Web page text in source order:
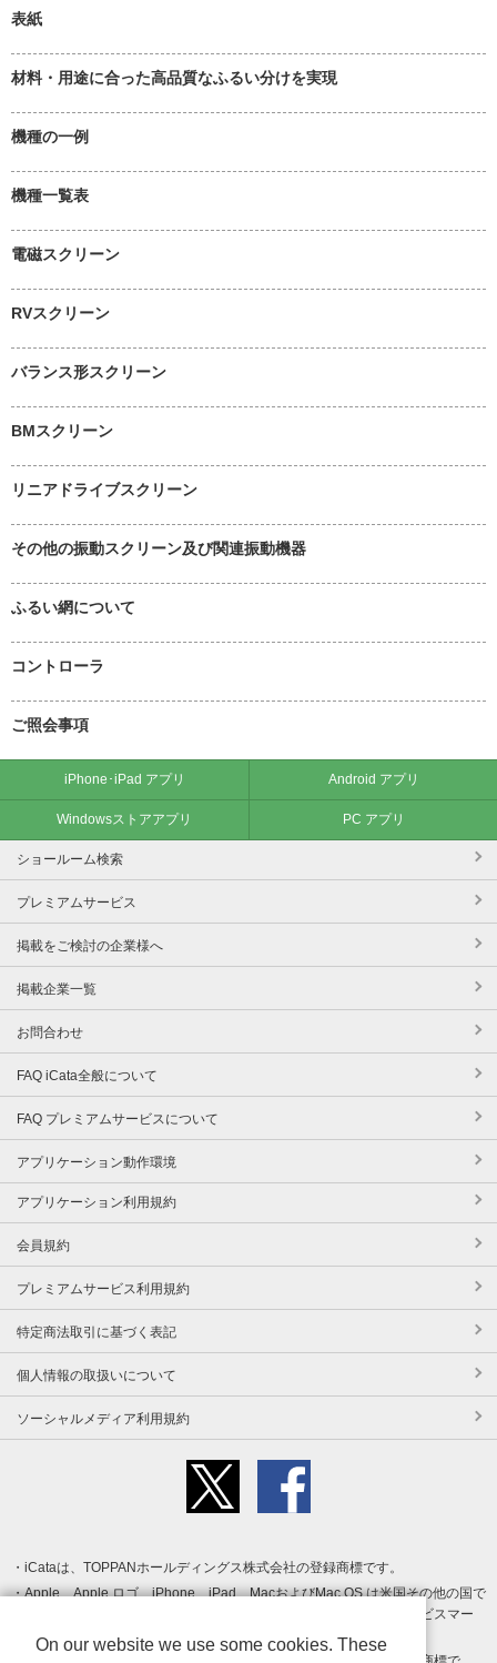
表紙
材料・用途に合った高品質なふるい分けを実現
機種の一例
機種一覧表
電磁スクリーン
RVスクリーン
バランス形スクリーン
BMスクリーン
リニアドライブスクリーン
その他の振動スクリーン及び関連振動機器
ふるい網について
コントローラ
ご照会事項
iPhone･iPad アプリ Android アプリ
Windowsストアアプリ PC アプリ
ショールーム検索
プレミアムサービス
掲載をご検討の企業様へ
掲載企業一覧
お問合わせ
FAQ iCata全般について
FAQ プレミアムサービスについて
アプリケーション動作環境
アプリケーション利用規約
会員規約
プレミアムサービス利用規約
特定商法取引に基づく表記
個人情報の取扱いについて
ソーシャルメディア利用規約
iCataは、TOPPANホールディングス株式会社の登録商標です。
Apple、Apple ロゴ、iPhone、iPad、MacおよびMac OS は米国その他の国で
登録された Apple Inc. の商標です。App Store は Apple Inc. のサービスマー
クです。
On our website we use some cookies. These